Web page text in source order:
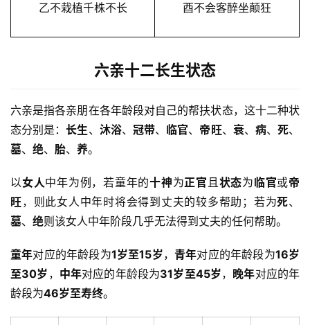
乙不栽植千株不长 酉不会客醉坐颠狂
六亲十二长生状态
六亲是指各亲朋在各年龄段对自己的帮扶状态，这十二种状
态分别是：长生、 沐浴、 冠带、 临官、 帝旺、 衰、 病、死、
墓、 绝、 胎、 养。
以女人中年为例，若童年的十神为正官且状态为临官或帝
旺，则此女人中年时将会得到丈夫的较多帮助；若为死、
墓、 绝则该女人中年阶段几乎无法得到丈夫的任何帮助。
童年对应的年龄段为1岁至15岁，青年对应的年龄段为16岁
至30岁 ， 中年对应的年龄段为31岁至45岁， 晚年对应的年
龄段为46岁至寿终。